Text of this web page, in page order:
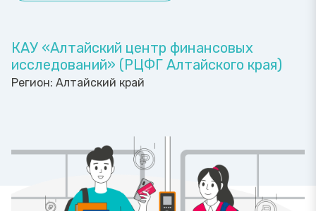
КАУ «Алтайский центр финансовых
исследований» (РЦФГ Алтайского края)
Регион: Алтайский край